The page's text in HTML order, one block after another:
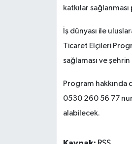
katkılar sağlanması
İş dünyası ile
Ticaret Elçileri
sağlaması ve
Program hakkında
0530 260 56 77
alabilecek.